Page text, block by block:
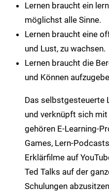
Lernen braucht ein
möglichst alle Sinne.
Lernen braucht eine
und Lust, zu wachsen.
Lernen braucht die
und Können
Das selbstgesteuerte
und verknüpft sich
gehören E-Learning-
Games, Lern-
Erklärfilme auf
Ted Talks auf der
Schulungen